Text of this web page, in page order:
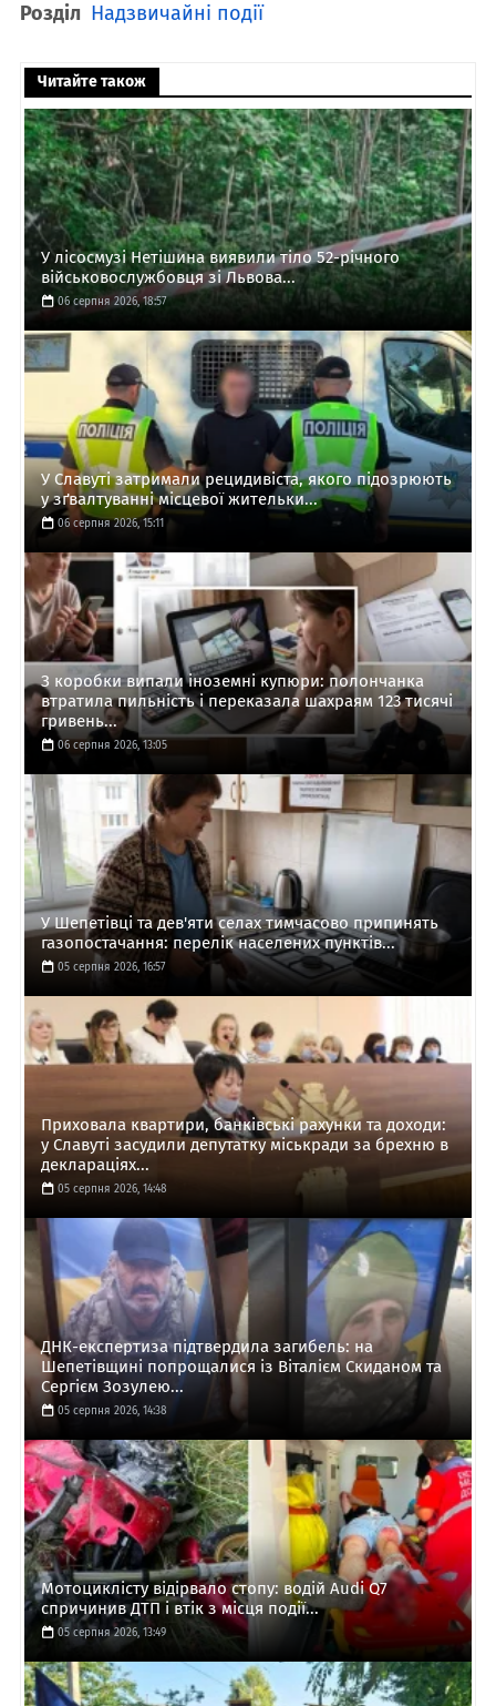
Розділ Надзвичайні події
Читайте також
У лісосмузі Нетішина виявили тіло 52-річного
військовослужбовця зі Львова...
06 серпня 2026, 18:57
У Славуті затримали рецидивіста, якого підозрюють
у зґвалтуванні місцевої жительки...
06 серпня 2026, 15:11
З коробки випали іноземні купюри: полончанка
втратила пильність і переказала шахраям 123 тисячі
гривень...
06 серпня 2026, 13:05
У Шепетівці та дев'яти селах тимчасово припинять
газопостачання: перелік населених пунктів...
05 серпня 2026, 16:57
Приховала квартири, банківські рахунки та доходи:
у Славуті засудили депутатку міськради за брехню в
деклараціях...
05 серпня 2026, 14:48
ДНК-експертиза підтвердила загибель: на
Шепетівщині попрощалися із Віталієм Скиданом та
Сергієм Зозулею...
05 серпня 2026, 14:38
Мотоциклісту відірвало стопу: водій Audi Q7
спричинив ДТП і втік з місця події...
05 серпня 2026, 13:49